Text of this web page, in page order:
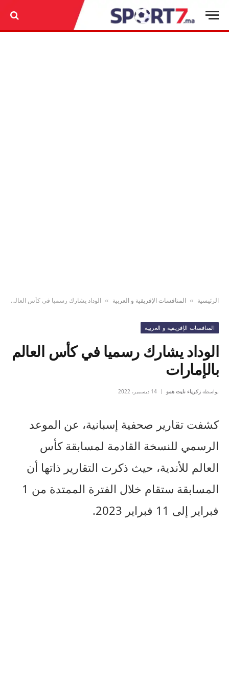
الرئيسية » المنافسات الإفريقية و العربية » الوداد يشارك رسميا في كأس العالم بالإمارات
المنافسات الإفريقية و العربية
الوداد يشارك رسميا في كأس العالم
بالإمارات
بواسطة زكرياء نايت همو 14 ديسمبر، 2022
كشفت تقارير صحفية إسبانية، عن الموعد
الرسمي للنسخة القادمة لمسابقة كأس
العالم للأندية، حيث ذكرت التقارير ذاتها أن
المسابقة ستقام خلال الفترة الممتدة من 1
فبراير إلى 11 فبراير 2023.